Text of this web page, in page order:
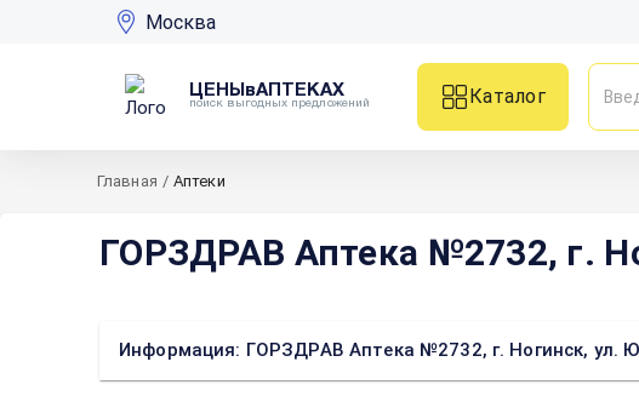
Москва
ЦЕНЫвАПТЕКАХ
поиск выгодных предложений
Каталог
Главная / Аптеки
ГОРЗДРАВ Аптека №2732, г.
Информация: ГОРЗДРАВ Аптека №2732, г. Ногинск, ул.